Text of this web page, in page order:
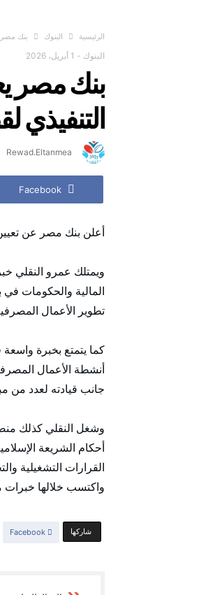
‫الرئيسية‬ البنوك بنك مصر
البنوك - 1 أبريل، 2026
بنك مصر
التنفيذي
Rewad.Eltanmea
Facebook
أعلن بنك مصر عن
ويمتلك عمرو النقلي
تطوير الأعمال
كما يتمتع بخبرة
جانب قيادته لعدد من
أحكام الشريعة
القرارات التشغيلية
واكتسب خلالها خبرات
‫‫ شاركها‬ Facebook